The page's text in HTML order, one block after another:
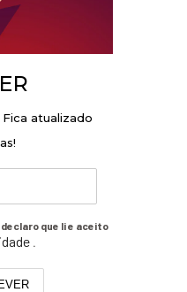
Fica atualizado
que li e aceito
.